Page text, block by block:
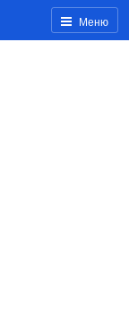
Меню